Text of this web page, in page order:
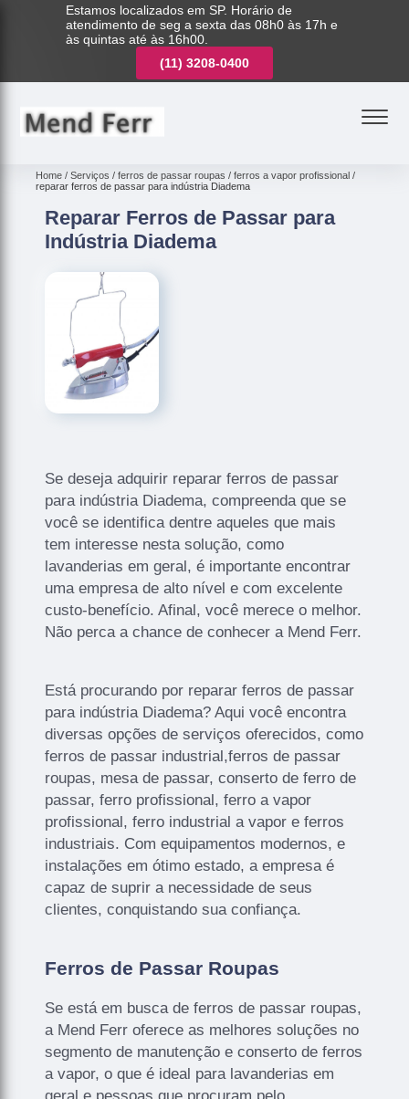
Estamos localizados em SP. Horário de
atendimento de seg a sexta das 08h0 às 17h e
às quintas até às 16h00.
(11) 3208-0400
Home Serviços ferros de passar roupas
ferros a vapor profissional
reparar ferros de passar para indústria Diadema
Reparar Ferros de Passar para
Indústria Diadema
Se deseja adquirir reparar ferros de passar
para indústria Diadema, compreenda que se
você se identifica dentre aqueles que mais
tem interesse nesta solução, como
lavanderias em geral, é importante encontrar
uma empresa de alto nível e com excelente
custo-benefício. Afinal, você merece o melhor.
Não perca a chance de conhecer a Mend Ferr.
Está procurando por reparar ferros de passar
para indústria Diadema? Aqui você encontra
diversas opções de serviços oferecidos, como
ferros de passar industrial,ferros de passar
roupas, mesa de passar, conserto de ferro de
passar, ferro profissional, ferro a vapor
profissional, ferro industrial a vapor e ferros
industriais. Com equipamentos modernos, e
instalações em ótimo estado, a empresa é
capaz de suprir a necessidade de seus
clientes, conquistando sua confiança.
Ferros de Passar Roupas
Se está em busca de ferros de passar roupas,
a Mend Ferr oferece as melhores soluções no
segmento de manutenção e conserto de ferros
a vapor, o que é ideal para lavanderias em